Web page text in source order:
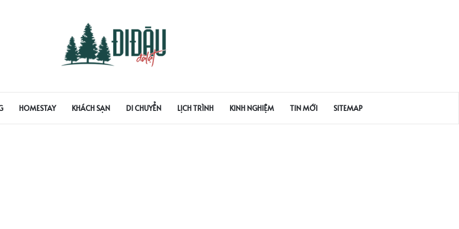
HOMESTAY KHÁCH SẠN DI CHUYỂN LỊCH TRÌNH KINH NGHIỆM TIN MỚI SITEMAP